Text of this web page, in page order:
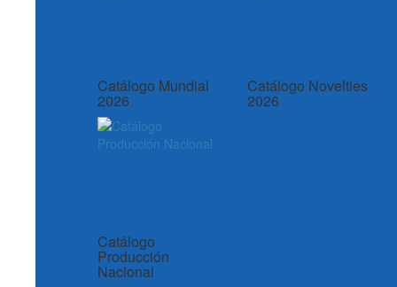
Catálogo Mundial
2026
Catálogo Novelties
2026
Catálogo
Producción
Nacional